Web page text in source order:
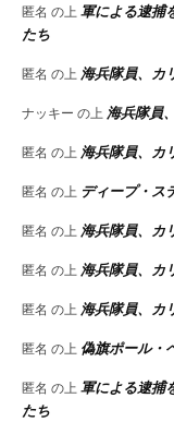
匿名 の上 軍による逮捕
たち
匿名 の上 海兵隊員、カ
ナッキー の上 海兵隊員
匿名 の上 海兵隊員、カ
匿名 の上 ディープ・ス
匿名 の上 海兵隊員、カ
匿名 の上 海兵隊員、カ
匿名 の上 海兵隊員、カ
匿名 の上 偽旗ポール・
匿名 の上 軍による逮捕
たち